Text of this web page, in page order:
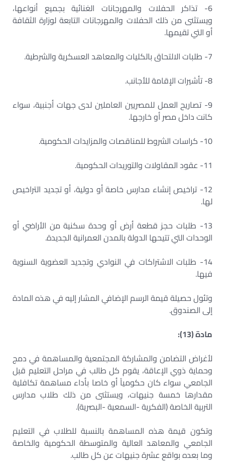
6- تذاكر الحفلات والمهرجانات الغنائية بجميع أنواعها،
ويستثنى من ذلك الحفلات والمهرجانات التابعة لوزارة الثقافة
أو التي تقيمها.
7- طلبات الالتحاق بالكليات والمعاهد العسكرية والشرطية.
8- تأشيرات الإقامة للأجانب.
9- تصاريح العمل للمصريين العاملين لدى جهات أجنبية، سواء
كانت داخل مصر أو خارجها.
10- كراسات الشروط للمناقصات والمزايدات الحكومية.
11- عقود المقاولات والتوريدات الحكومية.
12- تراخيص إنشاء مدارس خاصة أو دولية، أو تجديد التراخيص
لها.
13- طلبات حجز قطعة أرض أو وحدة سكنية من الأراضي أو
الوحدات التي تتيحها الدولة بالمدن العمرانية الجديدة.
14- طلبات الاشتراكات في النوادي وتجديد العضوية السنوية
فيها.
وتئول حصيلة قيمة الرسم الإضافي المشار إليه في هذه المادة
إلى الصندوق.
مادة (13):
لأغراض التضامن والمشاركة المجتمعية والمساهمة في دمج
وحماية ذوي الإعاقة، يقوم كل طالب في مراحل التعليم قبل
الجامعي سواء كان حكومياً أو خاصا بأداء مساهمة تكافلية
مقدارها خمسة جنيهات، ويستثنى من ذلك طلاب مدارس
التربية الخاصة (الفكرية -السمعية -البصرية).
وتكون قيمة هذه المساهمة بالنسبة للطلاب في التعليم
الجامعي والمعاهد العالية والمتوسطة الحكومية والخاصة
وما بعده بواقع عشرة جنيهات عن كل طالب.